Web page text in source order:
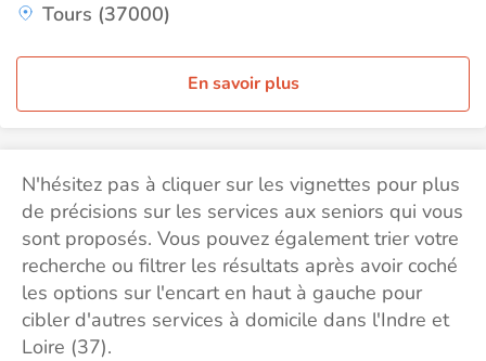
Tours (37000)
En savoir plus
N'hésitez pas à cliquer sur les vignettes pour plus
de précisions sur les services aux seniors qui vous
sont proposés. Vous pouvez également trier votre
recherche ou filtrer les résultats après avoir coché
les options sur l'encart en haut à gauche pour
cibler d'autres services à domicile dans l'Indre et
Loire (37).